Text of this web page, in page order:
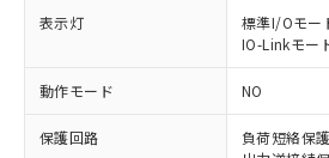
表示灯
標準I/Oモー
IO-Linkモー
動作モード NO
保護回路
負荷短絡保護
対応済み：EU RoHS指
非含有に対応した製品が提供